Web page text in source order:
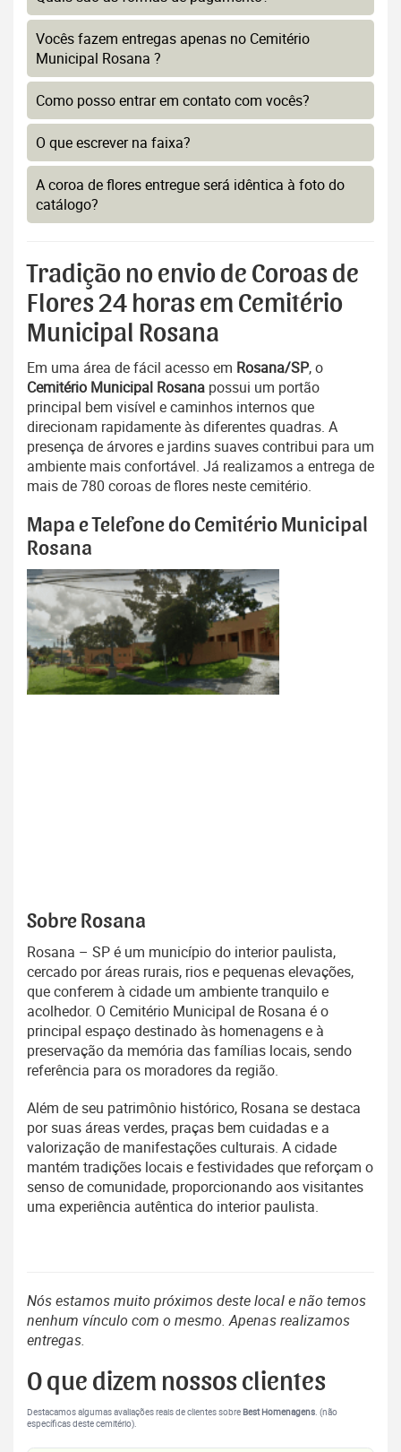
Vocês fazem entregas apenas no Cemitério
Municipal Rosana ?
Como posso entrar em contato com vocês?
O que escrever na faixa?
A coroa de flores entregue será idêntica à foto do
catálogo?
Tradição no envio de Coroas de
Flores 24 horas em Cemitério
Municipal Rosana
Em uma área de fácil acesso em Rosana/SP, o
Cemitério Municipal Rosana possui um portão
principal bem visível e caminhos internos que
direcionam rapidamente às diferentes quadras. A
presença de árvores e jardins suaves contribui para um
ambiente mais confortável. Já realizamos a entrega de
mais de 780 coroas de flores neste cemitério.
Mapa e Telefone do Cemitério Municipal
Rosana
Sobre Rosana
Rosana – SP é um município do interior paulista,
cercado por áreas rurais, rios e pequenas elevações,
que conferem à cidade um ambiente tranquilo e
acolhedor. O Cemitério Municipal de Rosana é o
principal espaço destinado às homenagens e à
preservação da memória das famílias locais, sendo
referência para os moradores da região.
Além de seu patrimônio histórico, Rosana se destaca
por suas áreas verdes, praças bem cuidadas e a
valorização de manifestações culturais. A cidade
mantém tradições locais e festividades que reforçam o
senso de comunidade, proporcionando aos visitantes
uma experiência autêntica do interior paulista.
Nós estamos muito próximos deste local e não temos
nenhum vínculo com o mesmo. Apenas realizamos
entregas.
O que dizem nossos clientes
Destacamos algumas avaliações reais de clientes sobreBest Homenagens. (não
específicas deste cemitério).